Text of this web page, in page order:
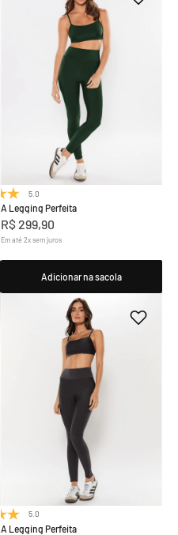
5.0
A Legging Perfeita
R$299,90
Em até2xsem juros
Adicionar na sacola
5.0
A Legging Perfeita